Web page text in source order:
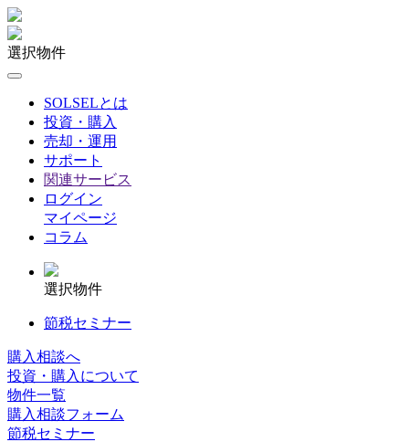
選択物件
SOLSELとは
投資・購入
売却・運用
サポート
関連サービス
ログイン
マイページ
コラム
選択物件
節税セミナー
購入相談へ
投資・購入について
物件一覧
購入相談フォーム
節税セミナー